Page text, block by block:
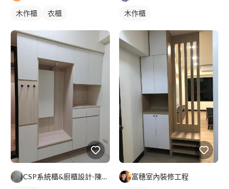
木作櫃 衣櫃
CSP系統櫃&廚櫃設計-陳小姐
木作櫃
富穗室內裝修工程